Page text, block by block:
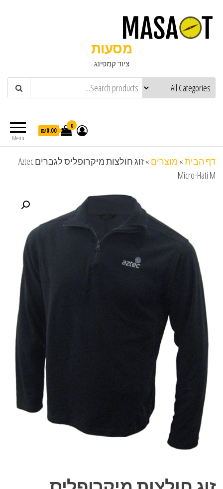
מסעות
ציוד קמפינג
Menu
0
₪0.00
דף הבית» מוצרים »
זוג חולצות מיקרופליס לגברים Aztec
Micro-Hati M